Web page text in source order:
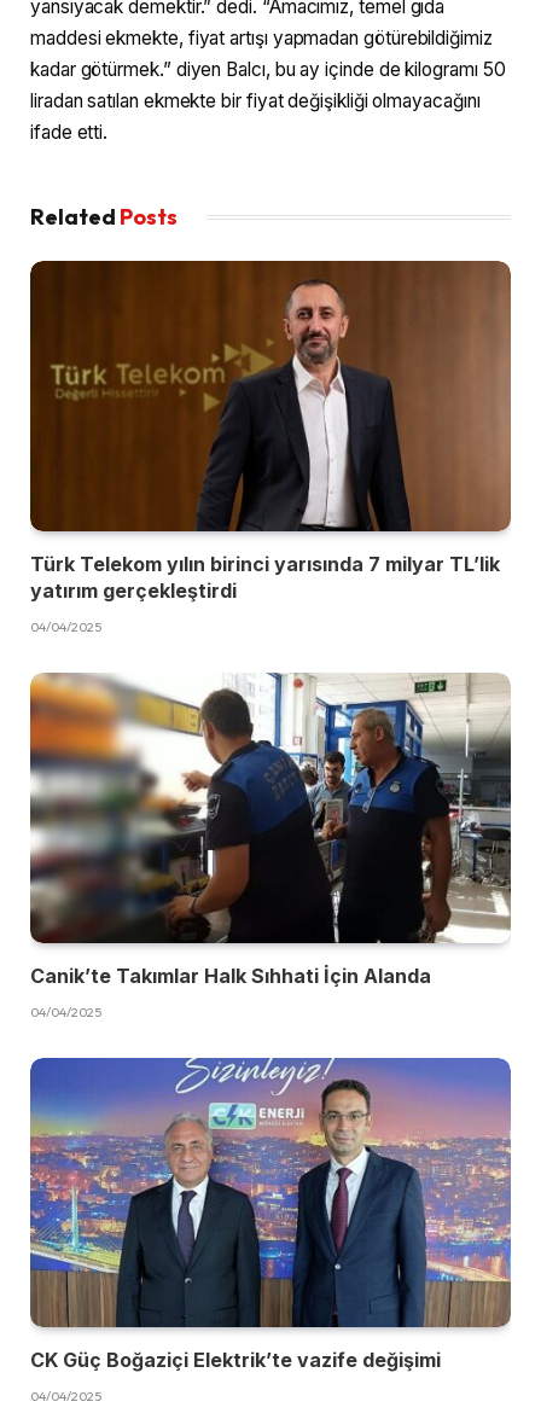
yansıyacak demektir.” dedi. “Amacımız, temel gıda
maddesi ekmekte, fiyat artışı yapmadan götürebildiğimiz
kadar götürmek.” diyen Balcı, bu ay içinde de kilogramı 50
liradan satılan ekmekte bir fiyat değişikliği olmayacağını
ifade etti.
Related Posts
Türk Telekom yılın birinci yarısında 7 milyar TL’lik
yatırım gerçekleştirdi
04/04/2025
Canik’te Takımlar Halk Sıhhati İçin Alanda
04/04/2025
CK Güç Boğaziçi Elektrik’te vazife değişimi
04/04/2025